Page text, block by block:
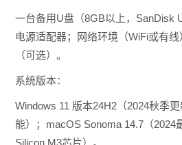
一台备用U盘（8GB以上，SanDisk
电源适配器；网络环境（WiFi或有
（可选）。
系统版本：
Windows 11 版本24H2（2024秋季
能）；macOS Sonoma 14.7（2024
Silicon M3芯片）。